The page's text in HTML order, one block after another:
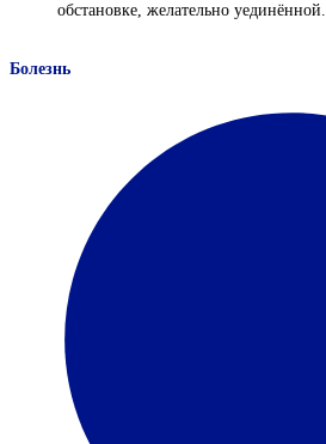
обстановке, желательно уединённой.
Болезнь